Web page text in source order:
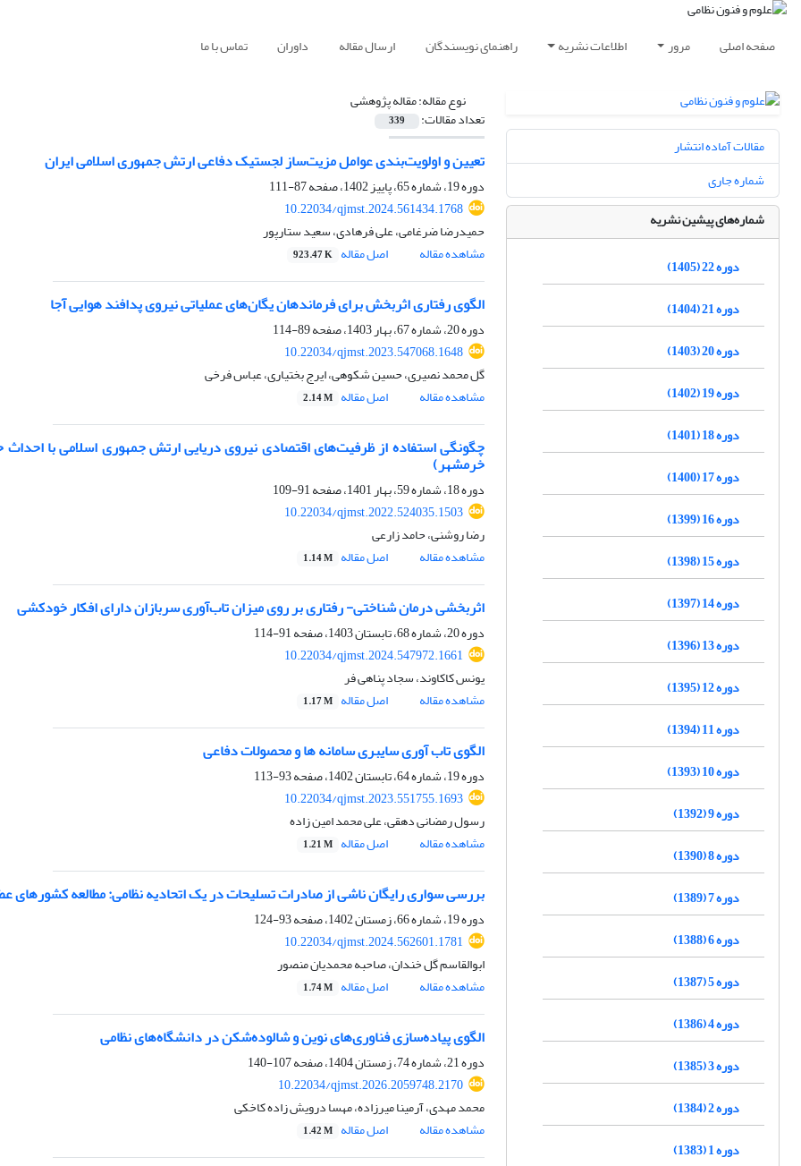
صفحه اصلی مرور اطلاعات نشریه راهنمای نویسندگان ارسال مقاله داوران تماس با ما
نوع مقاله:مقاله پژوهشی
تعداد مقالات: 339
تعیین و اولویت‌بندی عوامل مزیت‌ساز لجستیک دفاعی ارتش جمهوری اسلامی ایران
دوره 19، شماره 65، پاییز 1402، صفحه
87-111
10.22034/qjmst.2024.561434.1768
حمیدرضا ضرغامی، علی فرهادی، سعید ستارپور
مشاهده مقاله
اصل مقاله 923.47 K
الگوی رفتاری اثربخش برای فرماندهان یگان‌های عملیاتی نیروی پدافند هوایی آجا
دوره 20، شماره 67، بهار 1403، صفحه
89-114
10.22034/qjmst.2023.547068.1648
گل محمد نصیری، حسین شکوهی، ایرج بختیاری، عباس فرخی
مشاهده مقاله
اصل مقاله 2.14 M
چگونگی استفاده از ظرفیت‌های اقتصادی نیروی دریایی ‏ارتش جمهوری اسلامی با
خرمشهر)
دوره 18، شماره 59، بهار 1401، صفحه
91-109
10.22034/qjmst.2022.524035.1503
رضا روشنی، حامد زارعی
مشاهده مقاله
اصل مقاله 1.14 M
اثربخشی درمان شناختی- رفتاری بر روی میزان تاب‌آوری سربازان دارای افکار خودکشی
دوره 20، شماره 68، تابستان 1403، صفحه
91-114
10.22034/qjmst.2024.547972.1661
یونس کاکاوند، سجاد پناهی فر
مشاهده مقاله
اصل مقاله 1.17 M
الگوی تاب آوری سایبری سامانه ها و محصولات دفاعی
دوره 19، شماره 64، تابستان 1402، صفحه
93-113
10.22034/qjmst.2023.551755.1693
رسول رمضانی دهقی، علی محمد امین زاده
مشاهده مقاله
اصل مقاله 1.21 M
بررسی سواری رایگان ناشی از صادرات تسلیحات در یک اتحادیه نظامی: مطالعه کشورهای
دوره 19، شماره 66، زمستان 1402، صفحه
93-124
10.22034/qjmst.2024.562601.1781
ابوالقاسم گل خندان، صاحبه محمدیان منصور
مشاهده مقاله
اصل مقاله 1.74 M
الگوی پیاده‌سازی فناوری‌های نوین و شالوده‌شکن در دانشگاه‌های نظامی
دوره 21، شماره 74، زمستان 1404، صفحه
107-140
10.22034/qjmst.2026.2059748.2170
محمد مهدی، آرمینا میرزاده، مهسا درویش زاده کاخکی
مشاهده مقاله
اصل مقاله 1.42 M
مقالات آماده انتشار
شماره جاری
شماره‌های پیشین نشریه
دوره 22 (1405)
دوره 21 (1404)
دوره 20 (1403)
دوره 19 (1402)
دوره 18 (1401)
دوره 17 (1400)
دوره 16 (1399)
دوره 15 (1398)
دوره 14 (1397)
دوره 13 (1396)
دوره 12 (1395)
دوره 11 (1394)
دوره 10 (1393)
دوره 9 (1392)
دوره 8 (1390)
دوره 7 (1389)
دوره 6 (1388)
دوره 5 (1387)
دوره 4 (1386)
دوره 3 (1385)
دوره 2 (1384)
دوره 1 (1383)